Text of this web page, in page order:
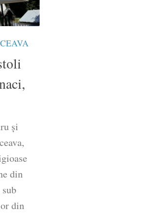
și
din
din